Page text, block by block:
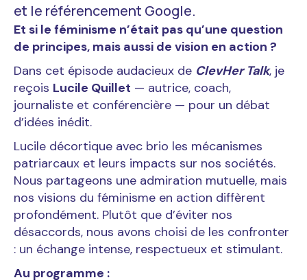
et le référencement Google.
Et si le féminisme n’était pas qu’une question
de principes, mais aussi de vision en action ?
Dans cet épisode audacieux de ClevHer Talk, je
reçois Lucile Quillet — autrice, coach,
journaliste et conférencière — pour un débat
d’idées inédit.
Lucile décortique avec brio les mécanismes
patriarcaux et leurs impacts sur nos sociétés.
Nous partageons une admiration mutuelle, mais
nos visions du féminisme en action diffèrent
profondément. Plutôt que d’éviter nos
désaccords, nous avons choisi de les confronter
: un échange intense, respectueux et stimulant.
Au programme :